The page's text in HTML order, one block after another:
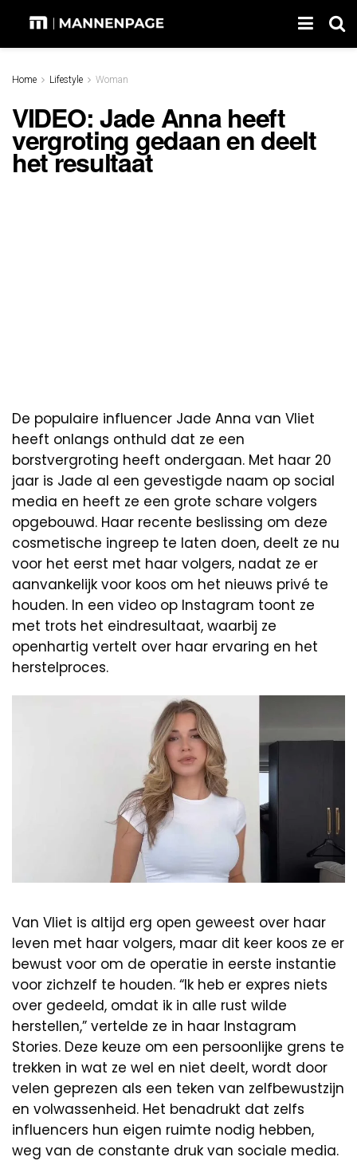
Home Lifestyle Woman
VIDEO: Jade Anna heeft
vergroting gedaan en deelt
het resultaat
De populaire influencer Jade Anna van Vliet
heeft onlangs onthuld dat ze een
borstvergroting heeft ondergaan. Met haar 20
jaar is Jade al een gevestigde naam op social
media en heeft ze een grote schare volgers
opgebouwd. Haar recente beslissing om deze
cosmetische ingreep te laten doen, deelt ze nu
voor het eerst met haar volgers, nadat ze er
aanvankelijk voor koos om het nieuws privé te
houden. In een video op Instagram toont ze
met trots het eindresultaat, waarbij ze
openhartig vertelt over haar ervaring en het
herstelproces.
Van Vliet is altijd erg open geweest over haar
leven met haar volgers, maar dit keer koos ze er
bewust voor om de operatie in eerste instantie
voor zichzelf te houden. “Ik heb er expres niets
over gedeeld, omdat ik in alle rust wilde
herstellen,” vertelde ze in haar Instagram
Stories. Deze keuze om een persoonlijke grens te
trekken in wat ze wel en niet deelt, wordt door
velen geprezen als een teken van zelfbewustzijn
en volwassenheid. Het benadrukt dat zelfs
influencers hun eigen ruimte nodig hebben,
weg van de constante druk van sociale media.